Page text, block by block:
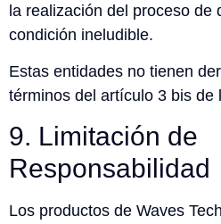
la realización del proceso de
condición ineludible.
Estas entidades no tienen
términos del artículo 3 bis de
9. Limitación de
Responsabilidad
Los productos de Waves